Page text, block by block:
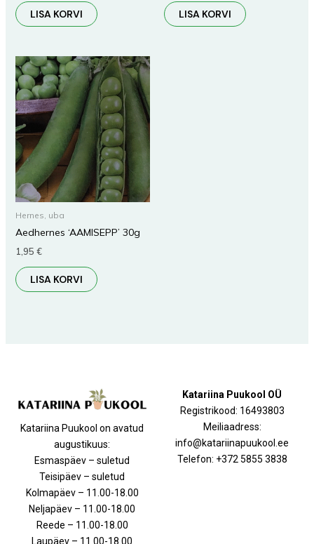
LISA KORVI LISA KORVI
Hernes, uba
Aedhernes ‘AAMISEPP’ 30g
1,95 €
LISA KORVI
Katariina Puukool on avatud
augustikuus:
Esmaspäev – suletud
Teisipäev – suletud
Kolmapäev – 11.00-18.00
Neljapäev – 11.00-18.00
Reede – 11.00-18.00
Laupäev – 11.00-18.00
Katariina Puukool OÜ
Registrikood: 16493803
Meiliaadress:
info@katariinapuukool.ee
Telefon: +372 5855 3838